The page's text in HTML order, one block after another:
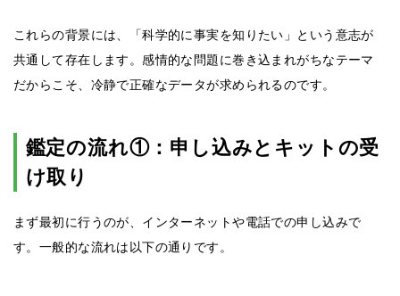
これらの背景には、「科学的に事実を知りたい」という意志が
共通して存在します。感情的な問題に巻き込まれがちなテーマ
だからこそ、冷静で正確なデータが求められるのです。
鑑定の流れ①：申し込みとキットの受
け取り
まず最初に行うのが、インターネットや電話での申し込みで
す。一般的な流れは以下の通りです。